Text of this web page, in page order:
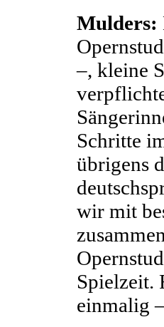
Mulders:
–, kleine
Schritte
übrigens
wir mit
Spielzeit.
einmalig